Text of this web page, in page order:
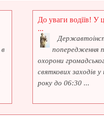
До уваги водіїв! У
...
попередження
охорони
святкових заходів
року до 06:30 ...